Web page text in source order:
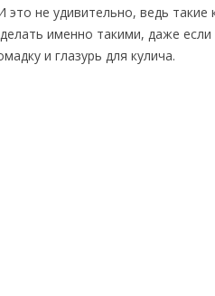
не удивительно, ведь такие
именно такими, даже
и глазурь для кулича.